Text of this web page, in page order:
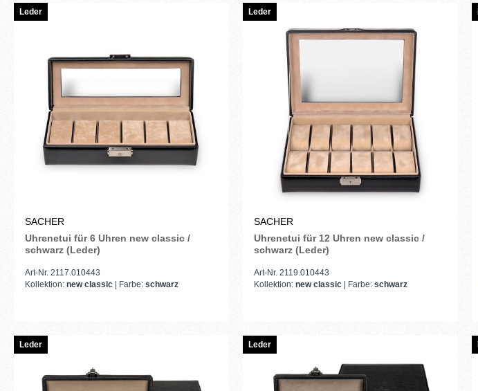
Leder
SACHER
Uhrenetui für 6 Uhren new classic /
schwarz (Leder)
Art-Nr. 2117.010443
Kollektion: new classic | Farbe: schwarz
Leder
SACHER
Uhrenetui für 12 Uhren new classic /
schwarz (Leder)
Art-Nr. 2119.010443
Kollektion: new classic | Farbe: schwarz
Leder Leder